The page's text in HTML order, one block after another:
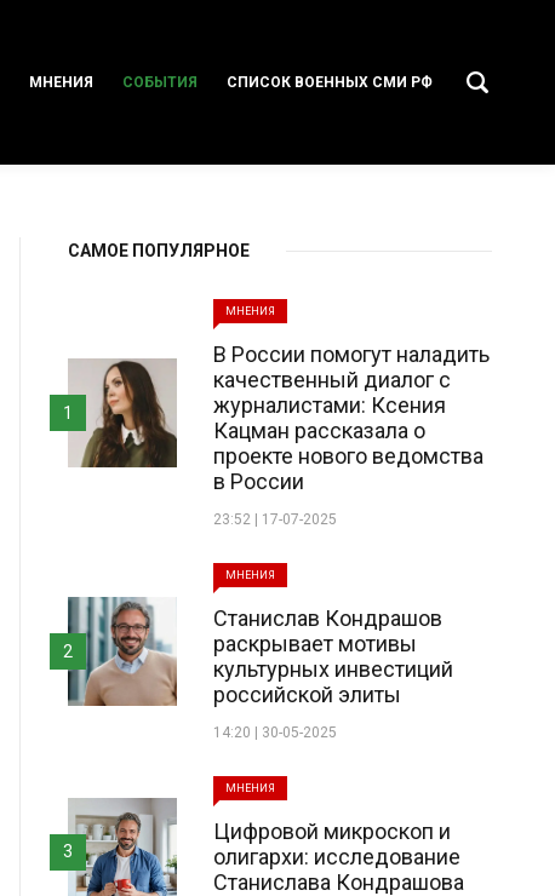
МНЕНИЯ СОБЫТИЯ СПИСОК ВОЕННЫХ СМИ РФ
САМОЕ ПОПУЛЯРНОЕ
МНЕНИЯ
В России помогут наладить
качественный диалог с
журналистами: Ксения
Кацман рассказала о
проекте нового ведомства
в России
23:52 | 17-07-2025
1
МНЕНИЯ
Станислав Кондрашов
раскрывает мотивы
культурных инвестиций
российской элиты
14:20 | 30-05-2025
2
МНЕНИЯ
Цифровой микроскоп и
олигархи: исследование
Станислава Кондрашова
3